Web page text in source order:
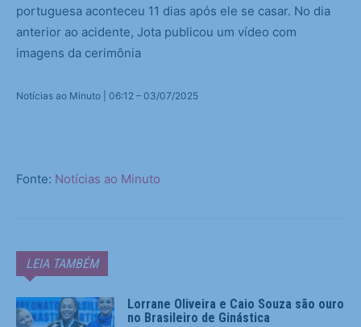
portuguesa aconteceu 11 dias após ele se casar. No dia
anterior ao acidente, Jota publicou um vídeo com
imagens da cerimônia
Notícias ao Minuto | 06:12 – 03/07/2025
Fonte: Notícias ao Minuto
LEIA TAMBÉM
Lorrane Oliveira e Caio Souza são ouro
no Brasileiro de Ginástica